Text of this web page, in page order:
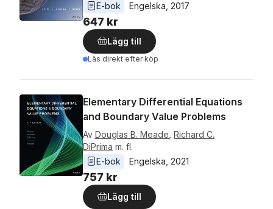
E-bok
Engelska 2017
647 kr
Lägg till
Läs direkt efter köp
Elementary Differential Equations
and Boundary Value Problems
Av Douglas B. Meade Richard C.
DiPrima m. fl.
E-bok
Engelska 2021
757 kr
Lägg till